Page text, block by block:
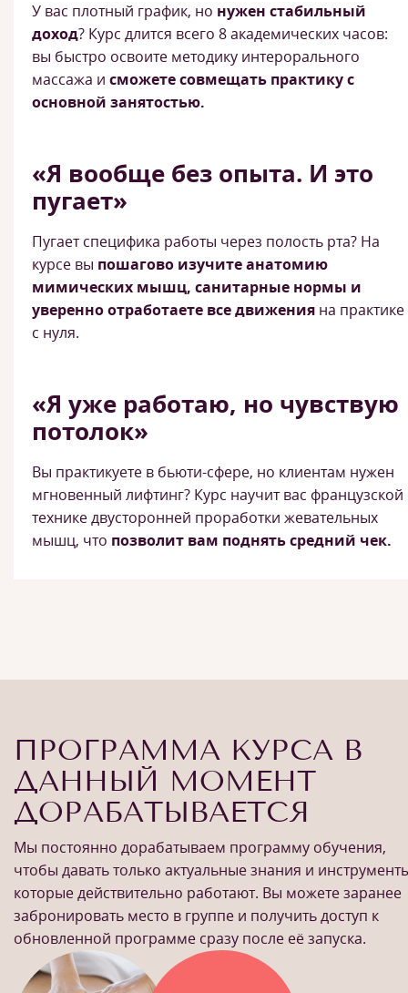
У вас плотный график, но нужен стабильный
доход? Курс длится всего 8 академических часов:
вы быстро освоите методику интерорального
массажа и сможете совмещать практику с
основной занятостью.
«Я вообще без опыта. И это
пугает»
Пугает специфика работы через полость рта? На
курсе вы пошагово изучите анатомию
мимических мышц, санитарные нормы и
уверенно отработаете все движения на практике
с нуля.
«Я уже работаю, но чувствую
потолок»
Вы практикуете в бьюти-сфере, но клиентам нужен
мгновенный лифтинг? Курс научит вас французской
технике двусторонней проработки жевательных
мышц, что позволит вам поднять средний чек.
ПРОГРАММА КУРСА В
ДАННЫЙ МОМЕНТ
ДОРАБАТЫВАЕТСЯ
Мы постоянно дорабатываем программу обучения,
чтобы давать только актуальные знания и
которые действительно работают. Вы можете заранее
забронировать место в группе и получить доступ к
обновленной программе сразу после её запуска.